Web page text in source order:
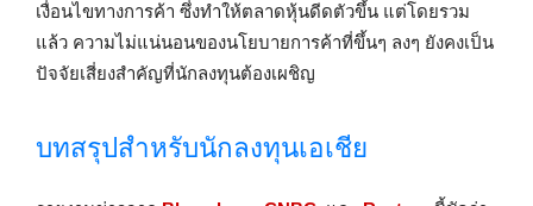
เงื่อนไขทางการค้า ซึ่งทำให้ตลาดหุ้นดีดตัวขึ้น แต่โดยรวม
แล้ว ความไม่แน่นอนของนโยบายการค้าที่ขึ้นๆ ลงๆ ยังคงเป็น
ปัจจัยเสี่ยงสำคัญที่นักลงทุนต้องเผชิญ
บทสรุปสำหรับนักลงทุนเอเชีย